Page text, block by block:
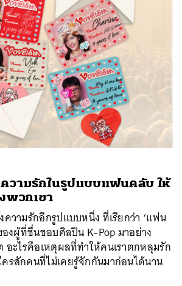
วามรักในรูปแบบแฟนคลับ ให้
พวกเขา
วามรักอีกรูปแบบหนึ่ง ที่เรียกว่า ‘แฟน
องผู้ที่ชื่นชอบศิลปิน K-Pop มาอย่าง
อะไรคือเหตุผลที่ทำให้คนเราตกหลุมรัก
รสักคนที่ไม่เคยรู้จักกันมาก่อนได้นาน